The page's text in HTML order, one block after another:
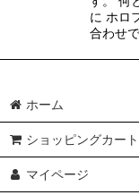
に ホロ
合わせ
ホーム
ショッピングカート
マイページ